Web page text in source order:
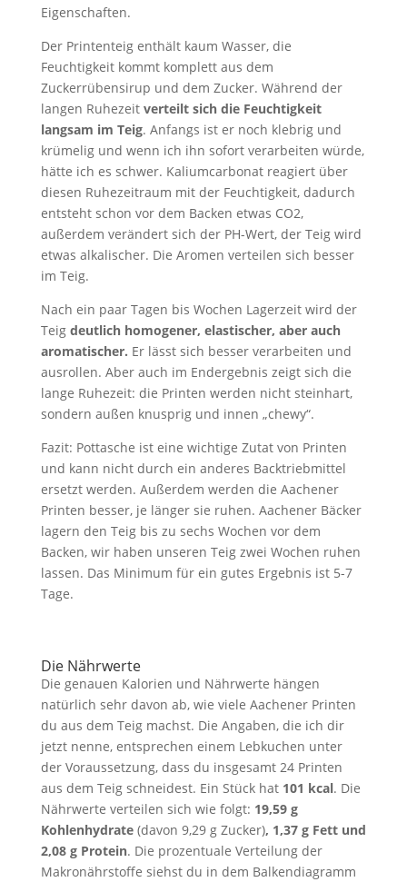
Eigenschaften.
Der Printenteig enthält kaum Wasser, die
Feuchtigkeit kommt komplett aus dem
Zuckerrübensirup und dem Zucker. Während der
langen Ruhezeit verteilt sich die Feuchtigkeit
langsam im Teig. Anfangs ist er noch klebrig und
krümelig und wenn ich ihn sofort verarbeiten würde,
hätte ich es schwer. Kaliumcarbonat reagiert über
diesen Ruhezeitraum mit der Feuchtigkeit, dadurch
entsteht schon vor dem Backen etwas CO2,
außerdem verändert sich der PH-Wert, der Teig wird
etwas alkalischer. Die Aromen verteilen sich besser
im Teig.
Nach ein paar Tagen bis Wochen Lagerzeit wird der
Teig deutlich homogener, elastischer, aber auch
aromatischer. Er lässt sich besser verarbeiten und
ausrollen. Aber auch im Endergebnis zeigt sich die
lange Ruhezeit: die Printen werden nicht steinhart,
sondern außen knusprig und innen „chewy“.
Fazit: Pottasche ist eine wichtige Zutat von Printen
und kann nicht durch ein anderes Backtriebmittel
ersetzt werden. Außerdem werden die Aachener
Printen besser, je länger sie ruhen. Aachener Bäcker
lagern den Teig bis zu sechs Wochen vor dem
Backen, wir haben unseren Teig zwei Wochen ruhen
lassen. Das Minimum für ein gutes Ergebnis ist 5-7
Tage.
Die Nährwerte
Die genauen Kalorien und Nährwerte hängen
natürlich sehr davon ab, wie viele Aachener Printen
du aus dem Teig machst. Die Angaben, die ich dir
jetzt nenne, entsprechen einem Lebkuchen unter
der Voraussetzung, dass du insgesamt 24 Printen
aus dem Teig schneidest. Ein Stück hat101 kcal. Die
Nährwerte verteilen sich wie folgt: 19,59 g
Kohlenhydrate (davon 9,29 g Zucker), 1,37 g Fett und
2,08 g Protein. Die prozentuale Verteilung der
Makronährstoffe siehst du in dem Balkendiagramm